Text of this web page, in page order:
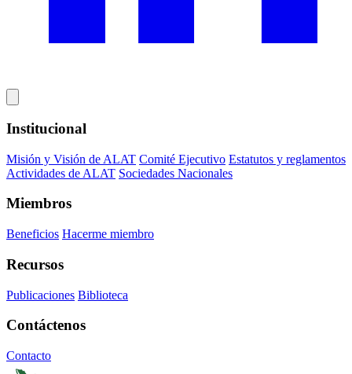
Institucional
Misión y Visión de ALAT Comité Ejecutivo Estatutos y reglamentos
Actividades de ALAT Sociedades Nacionales
Miembros
Beneficios Hacerme miembro
Recursos
Publicaciones Biblioteca
Contáctenos
Contacto